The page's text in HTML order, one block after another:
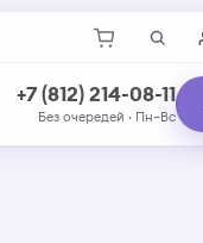
+7 (812) 214-08-11
Без очередей · Пн–Вс